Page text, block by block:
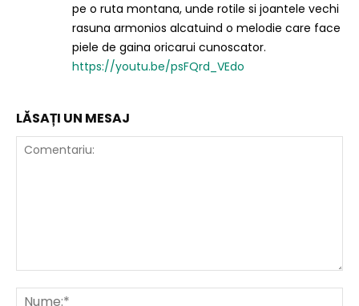
pe o ruta montana, unde rotile si joantele vechi
rasuna armonios alcatuind o melodie care face
piele de gaina oricarui cunoscator.
https://youtu.be/psFQrd_VEdo
LĂSAȚI UN MESAJ